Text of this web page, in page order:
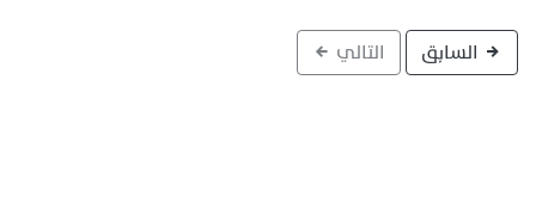
السابق التالي